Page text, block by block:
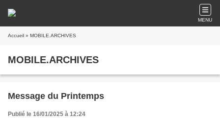
MENU
Accueil » MOBILE.ARCHIVES
MOBILE.ARCHIVES
Message du Printemps
Publié le 16/01/2025 à 12:24